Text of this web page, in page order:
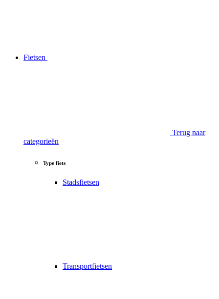
Fietsen
Terug naar
categorieën
Type fiets
Stadsfietsen
Transportfietsen